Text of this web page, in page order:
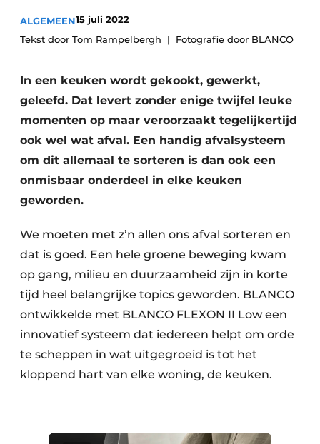
ALGEMEEN15 juli 2022
Tekst door Tom Rampelbergh
Fotografie door BLANCO
In een keuken wordt gekookt, gewerkt,
geleefd. Dat levert zonder enige twijfel leuke
momenten op maar veroorzaakt tegelijkertijd
ook wel wat afval. Een handig afvalsysteem
om dit allemaal te sorteren is dan ook een
onmisbaar onderdeel in elke keuken
geworden.
We moeten met z’n allen ons afval sorteren en
dat is goed. Een hele groene beweging kwam
op gang, milieu en duurzaamheid zijn in korte
tijd heel belangrijke topics geworden. BLANCO
ontwikkelde met BLANCO FLEXON II Low een
innovatief systeem dat iedereen helpt om orde
te scheppen in wat uitgegroeid is tot het
kloppend hart van elke woning, de keuken.